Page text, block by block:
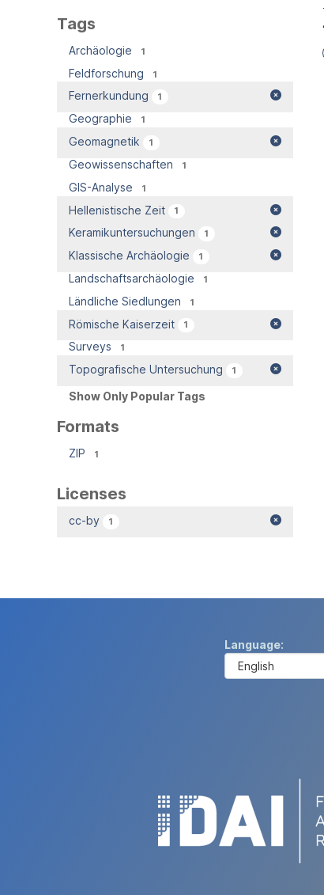
Tags
Archäologie 1
Feldforschung 1
Fernerkundung 1
Geographie 1
Geomagnetik 1
Geowissenschaften 1
GIS-Analyse 1
Hellenistische Zeit 1
Keramikuntersuchungen 1
Klassische Archäologie 1
Landschaftsarchäologie 1
Ländliche Siedlungen 1
Römische Kaiserzeit 1
Surveys 1
Topografische Untersuchung 1
Show Only Popular Tags
Formats
ZIP 1
Licenses
cc-by 1
Language